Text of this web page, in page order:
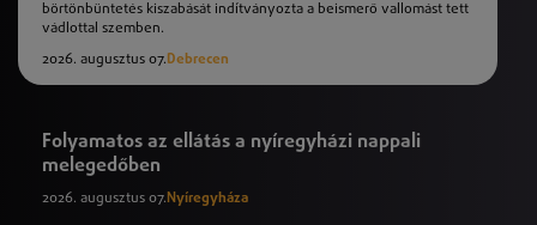
börtönbüntetés kiszabását indítványozta a beismerő vallomást tett
vádlottal szemben.
2026. augusztus 07.Debrecen
Folyamatos az ellátás a nyíregyházi nappali
melegedőben
2026. augusztus 07. Nyíregyháza